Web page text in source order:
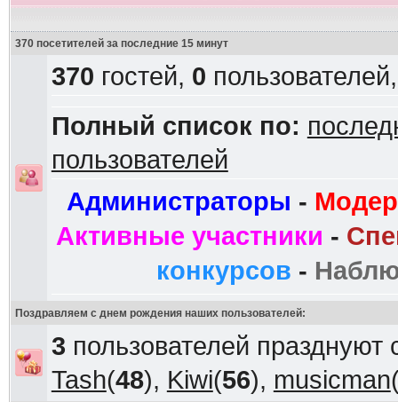
370 посетителей за последние 15 минут
370 гостей, 0
Полный список по:
пользователей
Администраторы -
Активные участники -
конкурсов -
Поздравляем с днем рождения наших пользователей:
3 пользователей
Tash(48), Kiwi(56), musicman